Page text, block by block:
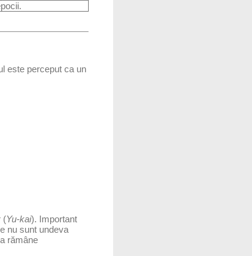
este perceput ca un
(Yu-kai). Important
nu sunt undeva
rămâne